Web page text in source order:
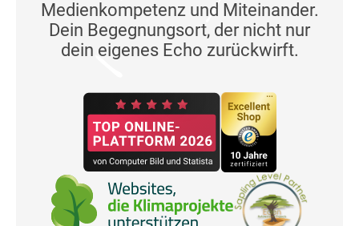
Medienkompetenz und Miteinander.
Dein Begegnungsort, der nicht nur
dein eigenes Echo zurückwirft.